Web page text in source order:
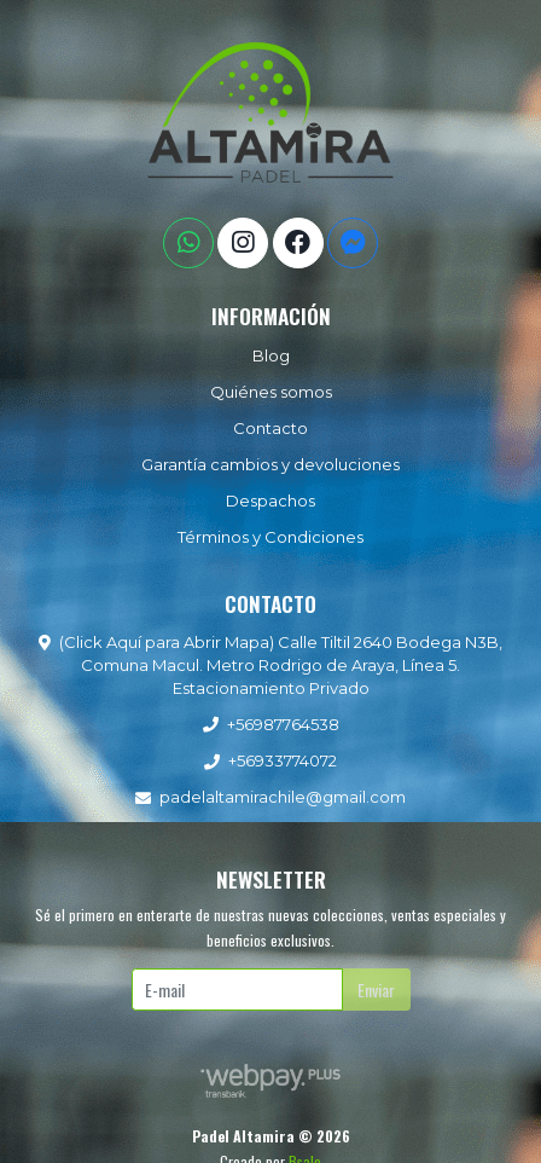
INFORMACIÓN
Blog
Quiénes somos
Contacto
Garantía cambios y devoluciones
Despachos
Términos y Condiciones
CONTACTO
(Click Aquí para Abrir Mapa) Calle Tiltil 2640 Bodega N3B,
Comuna Macul. Metro Rodrigo de Araya, Línea 5.
Estacionamiento Privado
+56987764538
+56933774072
padelaltamirachile@gmail.com
NEWSLETTER
Sé el primero en enterarte de nuestras nuevas colecciones, ventas especiales y
beneficios exclusivos.
Enviar
Padel Altamira © 2026